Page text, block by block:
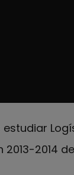
estudiar
2014